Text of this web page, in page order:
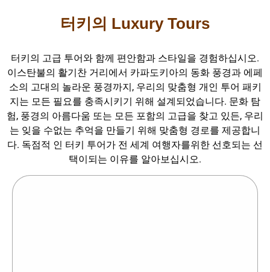
터키의 Luxury Tours
터키의 고급 투어와 함께 편안함과 스타일을 경험하십시오.
이스탄불의 활기찬 거리에서 카파도키아의 동화 풍경과 에페
소의 고대의 놀라운 풍경까지, 우리의 맞춤형 개인 투어 패키
지는 모든 필요를 충족시키기 위해 설계되었습니다. 문화 탐
험, 풍경의 아름다움 또는 모든 포함의 고급을 찾고 있든, 우리
는 잊을 수없는 추억을 만들기 위해 맞춤형 경로를 제공합니
다. 독점적 인 터키 투어가 전 세계 여행자를위한 선호되는 선
택이되는 이유를 알아보십시오.